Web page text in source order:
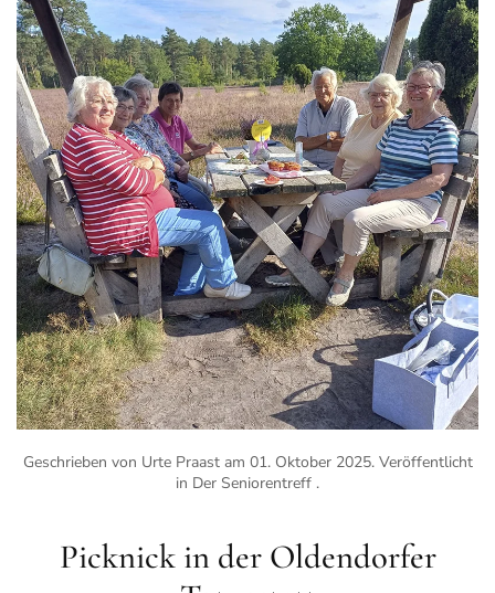
Geschrieben von Urte Praast am 01. Oktober 2025. Veröffentlicht
in Der Seniorentreff .
Picknick in der Oldendorfer